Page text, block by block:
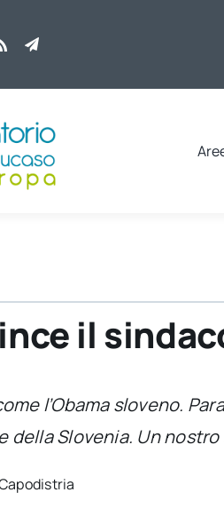
il
l’Obama sloveno.
della Slovenia. Un